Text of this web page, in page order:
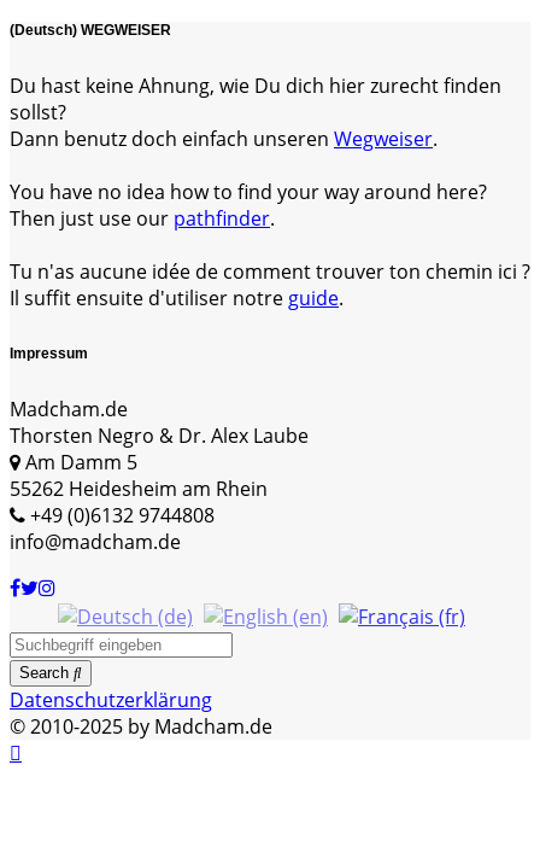
(Deutsch) WEGWEISER
Du hast keine Ahnung, wie Du dich hier zurecht finden
sollst?
Dann benutz doch einfach unseren Wegweiser.
You have no idea how to find your way around here?
Then just use our pathfinder.
Tu n'as aucune idée de comment trouver ton chemin ici ?
Il suffit ensuite d'utiliser notre guide.
Impressum
Madcham.de
Thorsten Negro & Dr. Alex Laube
Am Damm 5
55262 Heidesheim am Rhein
+49 (0)6132 9744808
info@madcham.de
Search
Datenschutzerklärung
© 2010-2025 by Madcham.de